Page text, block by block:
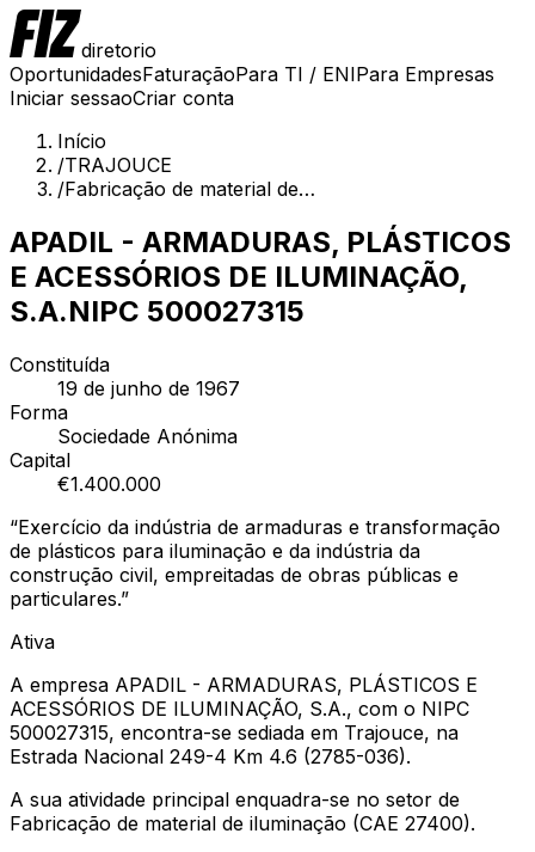
diretorio
OportunidadesFaturaçãoPara TI / ENIPara Empresas
Iniciar sessaoCriar conta
Início
/TRAJOUCE
/Fabricação de material de…
APADIL - ARMADURAS, PLÁSTICOS
E ACESSÓRIOS DE ILUMINAÇÃO,
S.A.NIPC 500027315
Constituída
19 de junho de 1967
Forma
Sociedade Anónima
Capital
€1.400.000
“Exercício da indústria de armaduras e transformação
de plásticos para iluminação e da indústria da
construção civil, empreitadas de obras públicas e
particulares.”
Ativa
A empresa APADIL - ARMADURAS, PLÁSTICOS E
ACESSÓRIOS DE ILUMINAÇÃO, S.A., com o NIPC
500027315, encontra-se sediada em Trajouce, na
Estrada Nacional 249-4 Km 4.6 (2785-036).
A sua atividade principal enquadra-se no setor de
Fabricação de material de iluminação (CAE 27400).